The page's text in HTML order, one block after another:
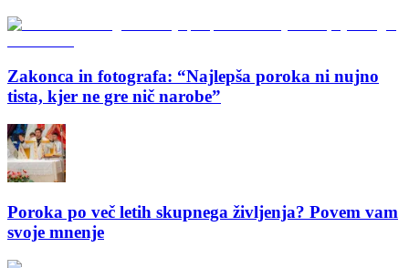
Zakonca in fotografa: “Najlepša poroka ni nujno
tista, kjer ne gre nič narobe”
Poroka po več letih skupnega življenja? Povem vam
svoje mnenje